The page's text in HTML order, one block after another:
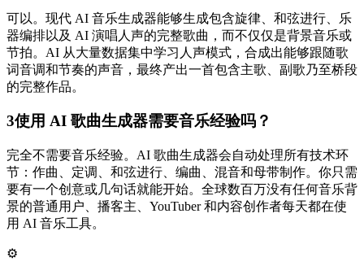
可以。现代 AI 音乐生成器能够生成包含旋律、和弦进行、乐
器编排以及 AI 演唱人声的完整歌曲，而不仅仅是背景音乐或
节拍。AI 从大量数据集中学习人声模式，合成出能够跟随歌
词音调和节奏的声音，最终产出一首包含主歌、副歌乃至桥段
的完整作品。
3使用 AI 歌曲生成器需要音乐经验吗？
完全不需要音乐经验。AI 歌曲生成器会自动处理所有技术环
节：作曲、定调、和弦进行、编曲、混音和母带制作。你只需
要有一个创意或几句话就能开始。全球数百万没有任何音乐背
景的普通用户、播客主、YouTuber 和内容创作者每天都在使
用 AI 音乐工具。
⚙️